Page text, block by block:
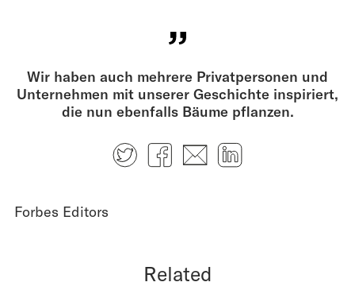
Wir haben auch mehrere Privatpersonen und
Unternehmen mit unserer Geschichte inspiriert,
die nun ebenfalls Bäume pflanzen.
TwitterFacebook
E-mail
Forbes Editors
Related